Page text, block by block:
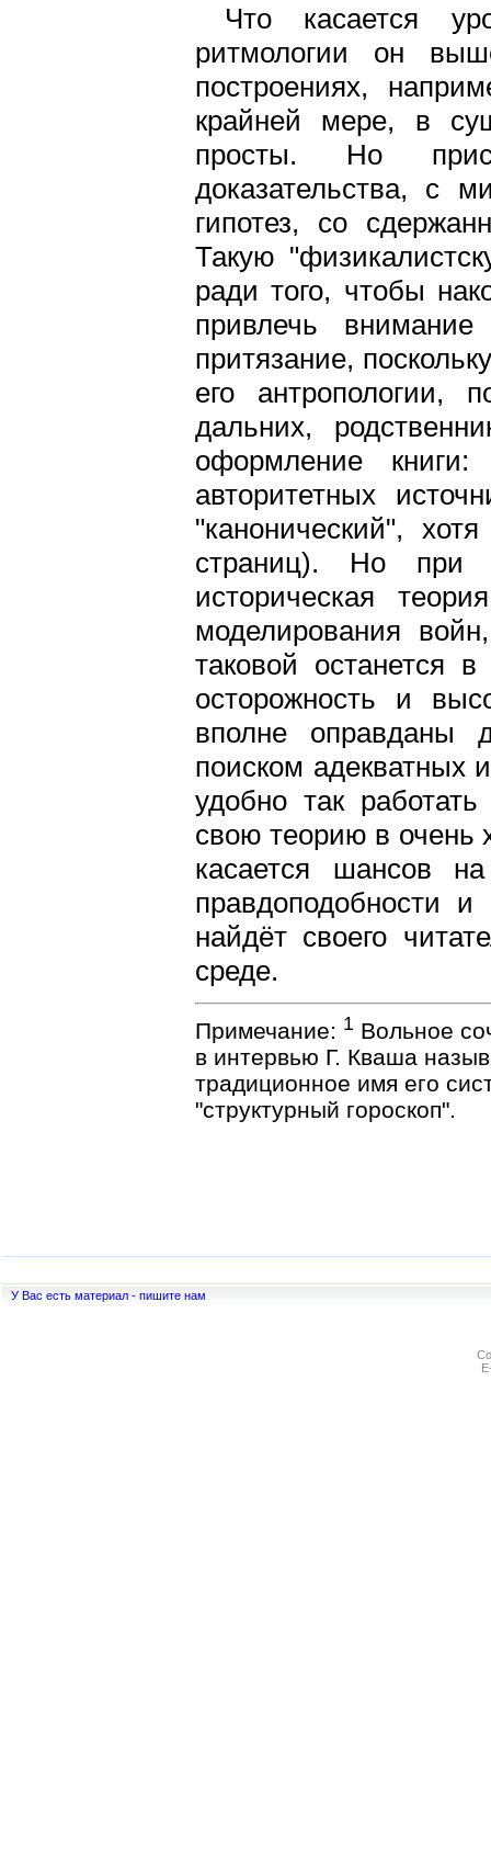
Что касается
ритмологии он
построениях,
крайней мере, в
просты. Но
доказательства, с
гипотез, со
Такую
ради того, чтобы
привлечь
притязание,
его антропологии,
дальних,
оформление
авторитетных
"канонический",
страниц). Но при
историческая
моделирования
таковой останется
осторожность и
вполне оправданы
поиском адекватных
удобно так
свою теорию в
касается шансов
правдоподобности
найдёт своего
среде.
Примечание: 1 Вольное
в интервью Г. Кваша
традиционное имя его
"структурный гороскоп".
У Вас есть материал - пишите нам